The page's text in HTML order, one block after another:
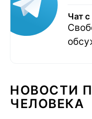
Чат
НОВОСТИ
ЧЕЛОВЕКА